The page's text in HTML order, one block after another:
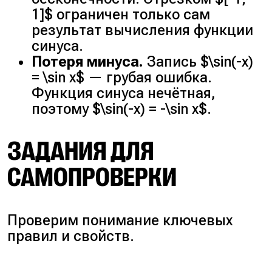
1]$ ограничен только сам
результат вычисления функции
синуса.
Потеря минуса. Запись $\sin(-x)
= \sin x$ — грубая ошибка.
Функция синуса нечётная,
поэтому $\sin(-x) = -\sin x$.
ЗАДАНИЯ ДЛЯ
САМОПРОВЕРКИ
Проверим понимание ключевых
правил и свойств.